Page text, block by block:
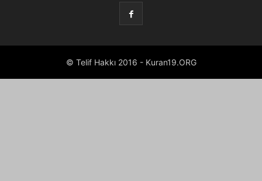
© Telif Hakkı 2016 - Kuran19.ORG